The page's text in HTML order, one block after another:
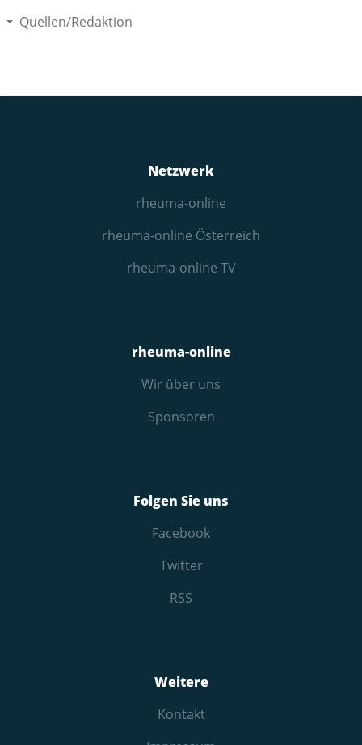
Quellen/Redaktion
Netzwerk
rheuma-online
rheuma-online Österreich
rheuma-online TV
rheuma-online
Wir über uns
Sponsoren
Folgen Sie uns
Facebook
Twitter
RSS
Weitere
Kontakt